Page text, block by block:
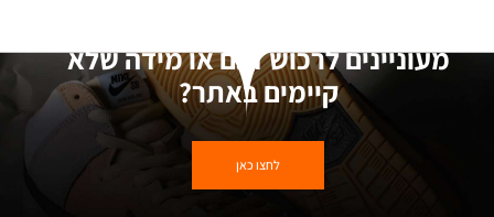
מעוניינים לרכוש דגם או מידה שלא
קיימים באתר?
לחצו כאן